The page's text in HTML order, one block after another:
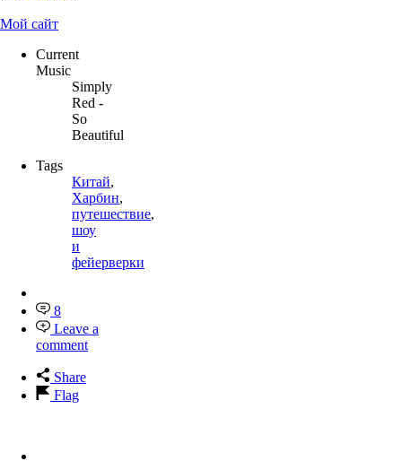
Мой сайт
Current
Music
Simply
Red -
So
Beautiful
Tags
Китай,
Харбин,
путешествие,
шоу
и
фейерверки
8
Leave a
comment
Share
Flag